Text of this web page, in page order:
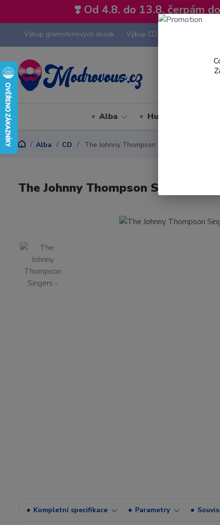
❣️ Od 4.8. do 13.8. čerpám
Výkup gramofonových desek Výkup CD
Alba Hudební styly
Alba CD The Johnny Thompson Singers - Gospel
The Johnny Thompson Singers -
Kompletní specifikace Parametry